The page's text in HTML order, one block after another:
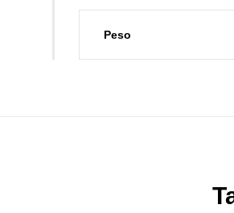
Peso